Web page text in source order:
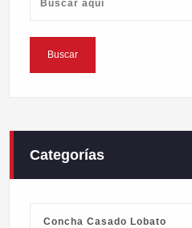
Categorías